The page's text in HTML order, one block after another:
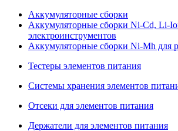
Аккумуляторные сборки
Аккумуляторные сборки Ni-Cd, Li-
электроинструментов
Аккумуляторные сборки Ni-Mh для
Тестеры элементов питания
Системы хранения элементов
Отсеки для элементов питания
Держатели для элементов питания